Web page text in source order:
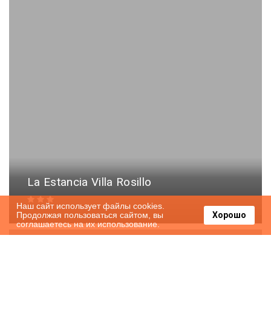
La Estancia Villa Rosillo
Наш сайт использует файлы cookies.
Продолжая пользоваться сайтом, вы
соглашаетесь на их использование.
Хорошо